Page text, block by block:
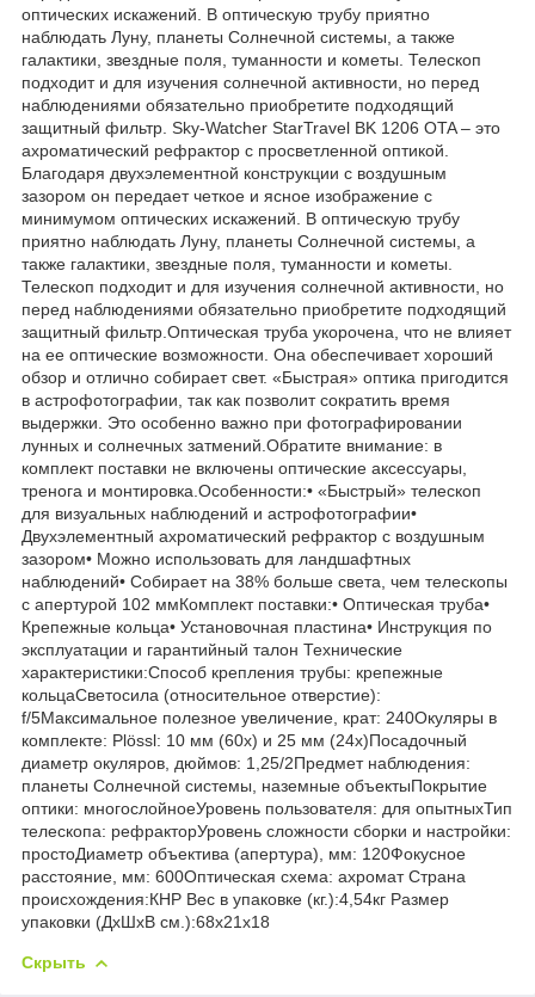
оптических искажений. В оптическую трубу приятно
наблюдать Луну, планеты Солнечной системы, а также
галактики, звездные поля, туманности и кометы. Телескоп
подходит и для изучения солнечной активности, но перед
наблюдениями обязательно приобретите подходящий
защитный фильтр. Sky-Watcher StarTravel BK 1206 OTA – это
ахроматический рефрактор с просветленной оптикой.
Благодаря двухэлементной конструкции с воздушным
зазором он передает четкое и ясное изображение с
минимумом оптических искажений. В оптическую трубу
приятно наблюдать Луну, планеты Солнечной системы, а
также галактики, звездные поля, туманности и кометы.
Телескоп подходит и для изучения солнечной активности, но
перед наблюдениями обязательно приобретите подходящий
защитный фильтр.Оптическая труба укорочена, что не влияет
на ее оптические возможности. Она обеспечивает хороший
обзор и отлично собирает свет. «Быстрая» оптика пригодится
в астрофотографии, так как позволит сократить время
выдержки. Это особенно важно при фотографировании
лунных и солнечных затмений.Обратите внимание: в
комплект поставки не включены оптические аксессуары,
тренога и монтировка.Особенности:• «Быстрый» телескоп
для визуальных наблюдений и астрофотографии•
Двухэлементный ахроматический рефрактор с воздушным
зазором• Можно использовать для ландшафтных
наблюдений• Собирает на 38% больше света, чем телескопы
с апертурой 102 ммКомплект поставки:• Оптическая труба•
Крепежные кольца• Установочная пластина• Инструкция по
эксплуатации и гарантийный талон Технические
характеристики:Способ крепления трубы: крепежные
кольцаСветосила (относительное отверстие):
f/5Максимальное полезное увеличение, крат: 240Окуляры в
комплекте: Plössl: 10 мм (60х) и 25 мм (24х)Посадочный
диаметр окуляров, дюймов: 1,25/2Предмет наблюдения:
планеты Солнечной системы, наземные объектыПокрытие
оптики: многослойноеУровень пользователя: для опытныхТип
телескопа: рефракторУровень сложности сборки и настройки:
простоДиаметр объектива (апертура), мм: 120Фокусное
расстояние, мм: 600Оптическая схема: ахромат Страна
происхождения:КНР Вес в упаковке (кг.):4,54кг Размер
упаковки (ДхШхВ см.):68x21x18
Скрыть